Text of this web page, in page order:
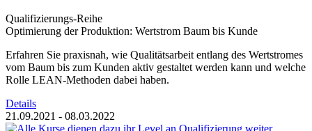
Qualifizierungs-Reihe
Optimierung der Produktion: Wertstrom Baum bis Kunde
Erfahren Sie praxisnah, wie Qualitätsarbeit entlang des Wertstromes
vom Baum bis zum Kunden aktiv gestaltet werden kann und welche
Rolle LEAN-Methoden dabei haben.
Details
21.09.2021 - 08.03.2022